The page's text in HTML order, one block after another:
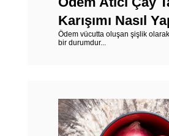
Karışımı Nasıl
Ödem vücutta oluşan şişlik olarak
bir durumdur...